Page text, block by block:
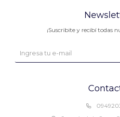
¡Suscribite y recibí todas